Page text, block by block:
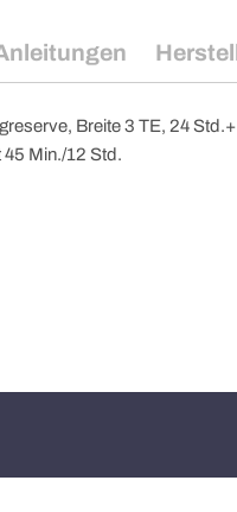
Breite 3 TE, 24 Std.+
Min./12 Std.